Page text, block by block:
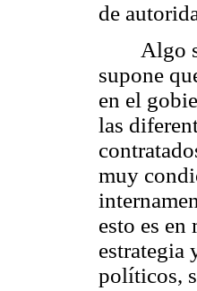
de
Algo
supone
en el
las
muy
esto es en
estrategia
políticos,